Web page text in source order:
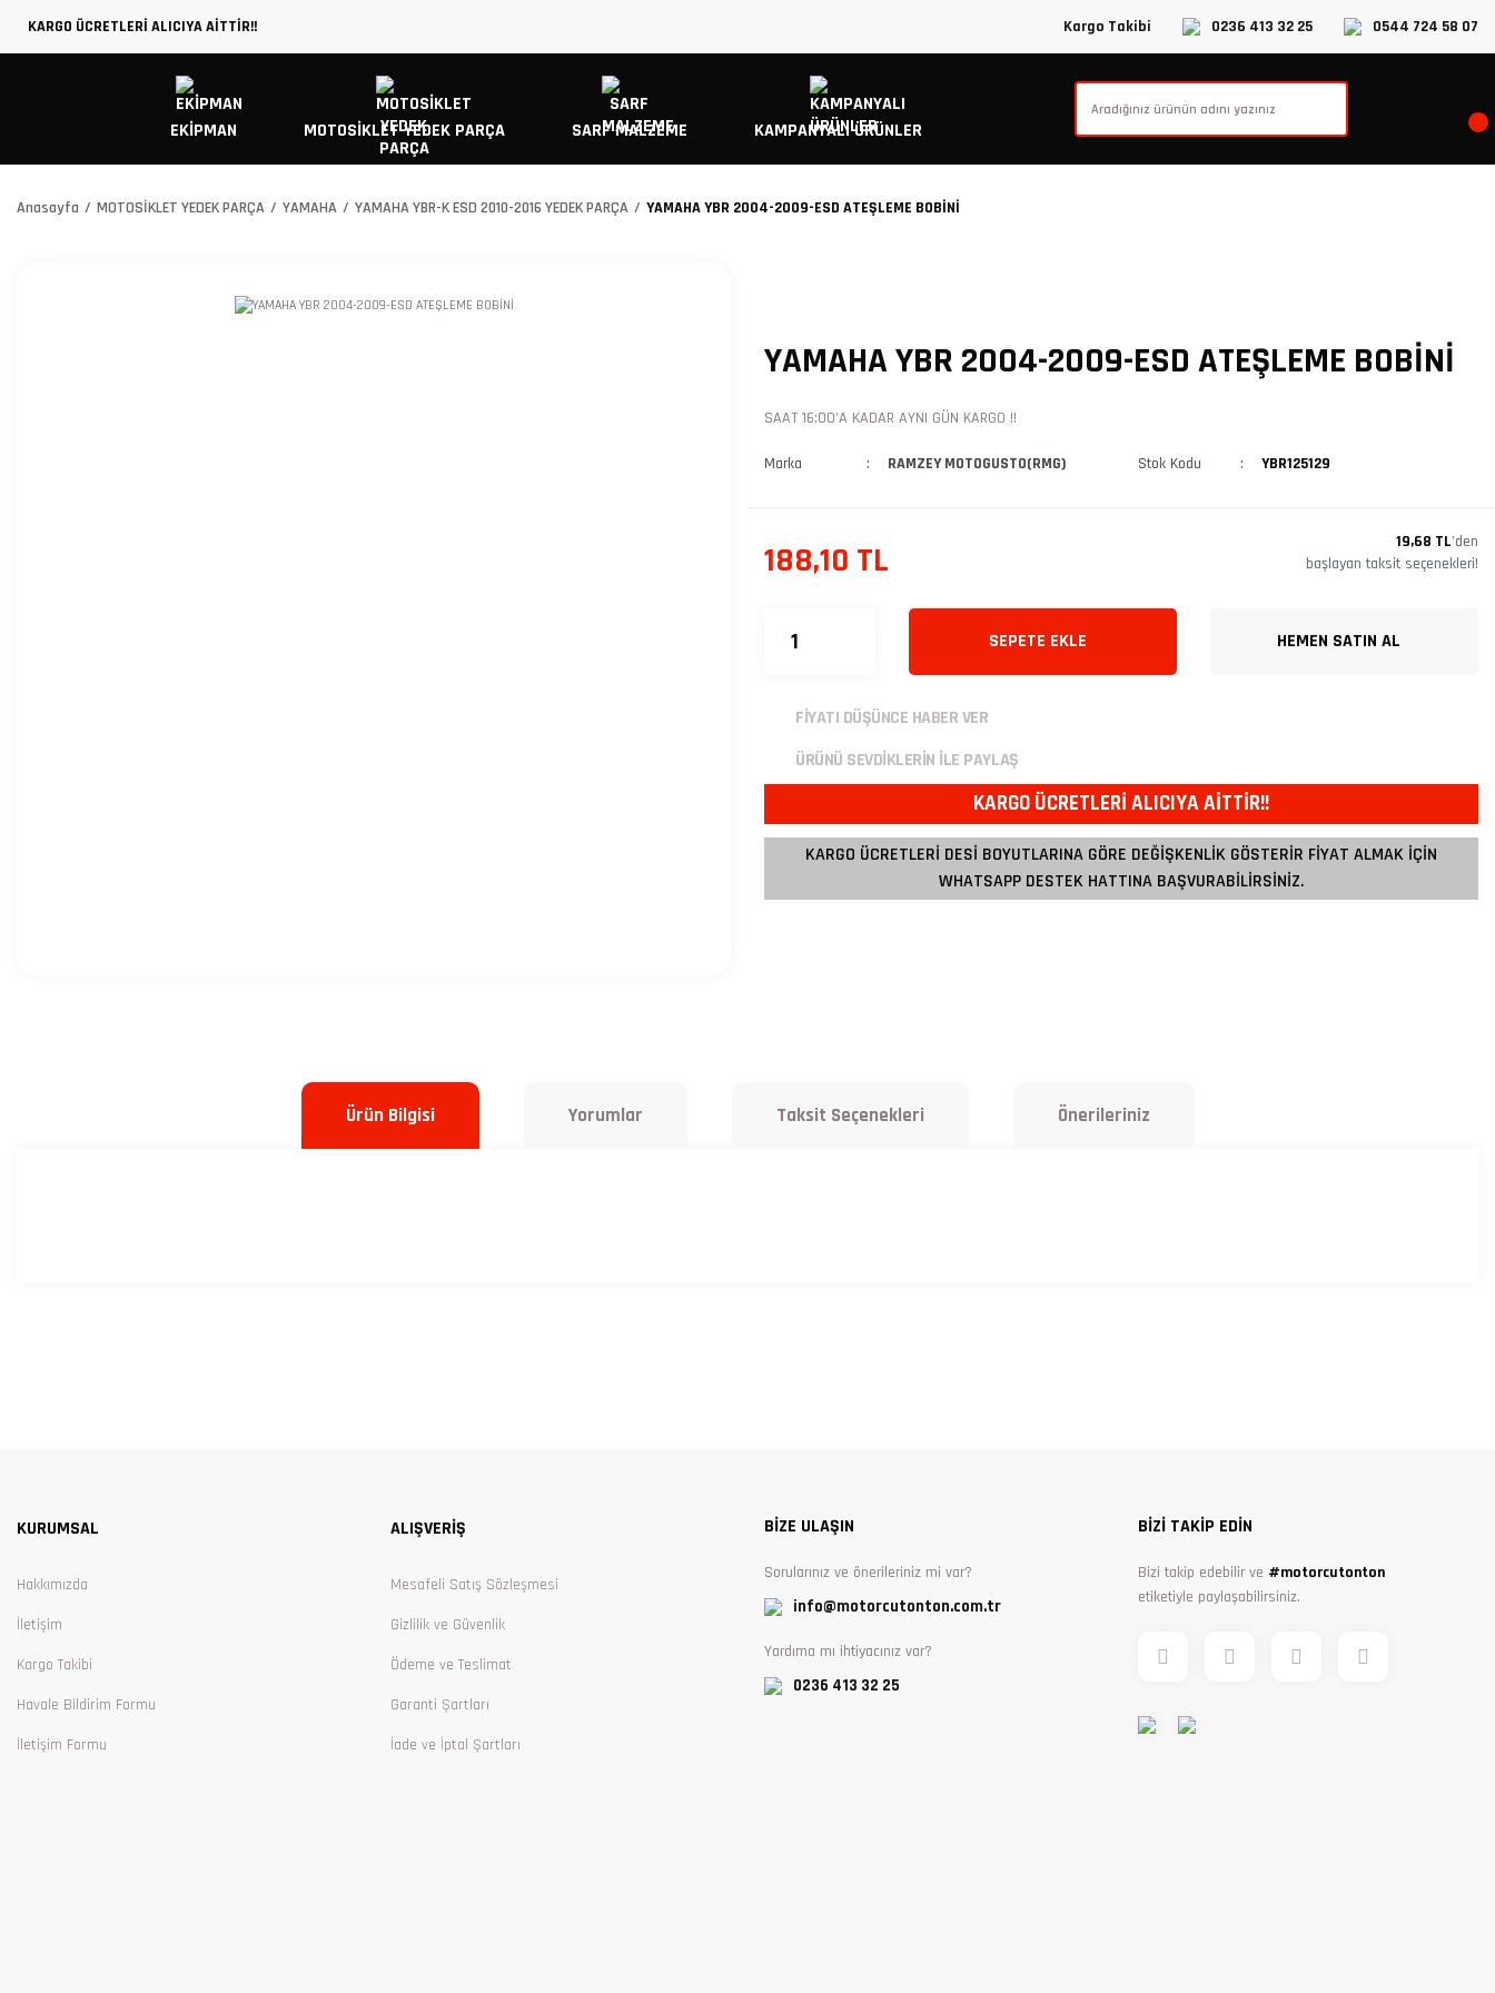
KARGO ÜCRETLERİ ALICIYA AİTTİR!! Kargo Takibi 0236 413 32 25 0544 724 58 07
EKİPMAN MOTOSİKLET YEDEK PARÇA SARF MALZEME KAMPANYALI ÜRÜNLER
Anasayfa MOTOSİKLET YEDEK PARÇA YAMAHA YAMAHA YBR-K ESD 2010-2016 YEDEK PARÇA YAMAHA YBR 2004-2009-ESD ATEŞLEME BOBİNİ
YAMAHA YBR 2004-2009-ESD ATEŞLEME BOBİNİ
SAAT 16:00'A KADAR AYNI GÜN KARGO !!
Marka RAMZEY MOTOGUSTO(RMG) Stok Kodu YBR125129
188,10 TL 19,68 TL’den
başlayan taksit seçenekleri!
SEPETE EKLE HEMEN SATIN AL
FİYATI DÜŞÜNCE HABER VER
ÜRÜNÜ SEVDİKLERİN İLE PAYLAŞ
KARGO ÜCRETLERİ ALICIYA AİTTİR!!
KARGO ÜCRETLERİ DESİ BOYUTLARINA GÖRE DEĞİŞKENLİK GÖSTERİR FİYAT ALMAK İÇİN
WHATSAPP DESTEK HATTINA BAŞVURABİLİRSİNİZ.
Ürün Bilgisi Yorumlar Taksit Seçenekleri Önerileriniz
KURUMSAL
Hakkımızda
İletişim
Kargo Takibi
Havale Bildirim Formu
İletişim Formu
ALIŞVERİŞ
Mesafeli Satış Sözleşmesi
Gizlilik ve Güvenlik
Ödeme ve Teslimat
Garanti Şartları
İade ve İptal Şartları
BİZE ULAŞIN
Sorularınız ve önerileriniz mi var?
info@motorcutonton.com.tr
Yardıma mı ihtiyacınız var?
0236 413 32 25
BİZİ TAKİP EDİN
Bizi takip edebilir ve #motorcutonton
etiketiyle paylaşabilirsiniz.